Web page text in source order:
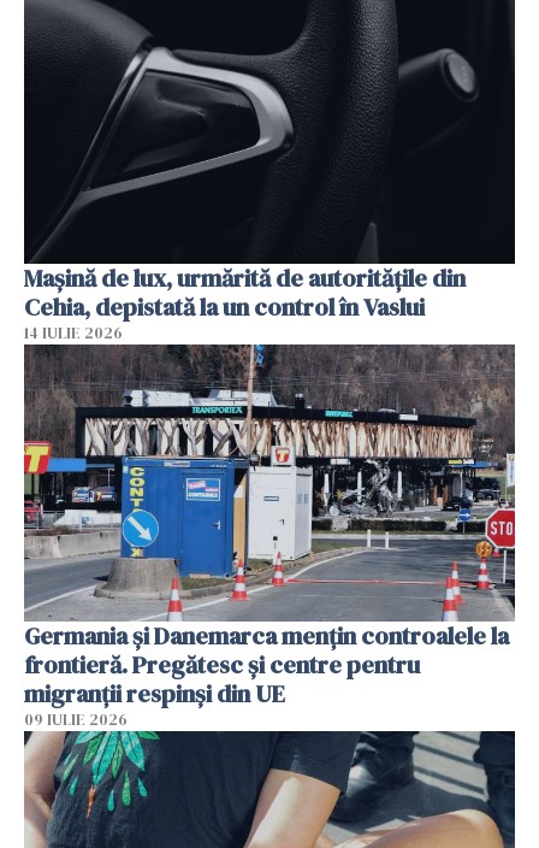
Mașină de lux, urmărită de autoritățile din
Cehia, depistată la un control în Vaslui
14 IULIE 2026
Germania și Danemarca mențin controalele la
frontieră. Pregătesc și centre pentru
migranții respinși din UE
09 IULIE 2026